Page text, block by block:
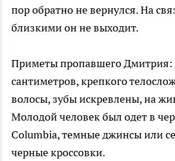
пор обратно не вернулся. На
близкими он не выходит.
Приметы пропавшего Дмитрия:
сантиметров, крепкого
волосы, зубы искревлены, на
Молодой человек был одет в
Columbia, темные джинсы или
черные кроссовки.